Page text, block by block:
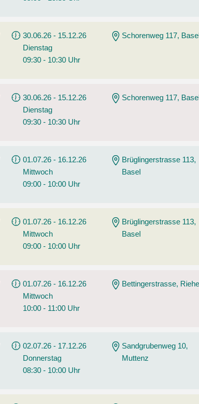
30.06.26 - 15.12.26
Dienstag
09:30 - 10:30 Uhr
Schorenweg 117,
30.06.26 - 15.12.26
Dienstag
09:30 - 10:30 Uhr
Schorenweg 117,
01.07.26 - 16.12.26
Mittwoch
09:00 - 10:00 Uhr
Brüglingerstrasse 113,
Basel
01.07.26 - 16.12.26
Mittwoch
09:00 - 10:00 Uhr
Brüglingerstrasse 113,
Basel
01.07.26 - 16.12.26
Mittwoch
10:00 - 11:00 Uhr
Bettingerstrasse,
02.07.26 - 17.12.26
Donnerstag
08:30 - 10:00 Uhr
Sandgrubenweg 10,
Muttenz